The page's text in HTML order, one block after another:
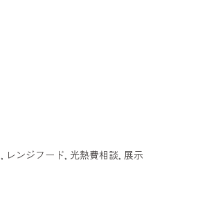
レンジフード 光熱費相談 展示